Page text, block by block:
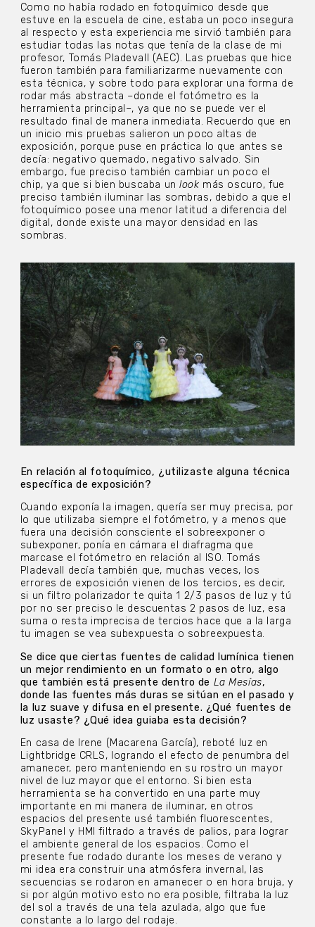
Como no había rodado en fotoquímico desde que
estuve en la escuela de cine, estaba un poco insegura
al respecto y esta experiencia me sirvió también para
estudiar todas las notas que tenía de la clase de mi
profesor, Tomás Pladevall (AEC). Las pruebas que hice
fueron también para familiarizarme nuevamente con
esta técnica, y sobre todo para explorar una forma de
rodar más abstracta –donde el fotómetro es la
herramienta principal–, ya que no se puede ver el
resultado final de manera inmediata. Recuerdo que en
un inicio mis pruebas salieron un poco altas de
exposición, porque puse en práctica lo que antes se
decía: negativo quemado, negativo salvado. Sin
embargo, fue preciso también cambiar un poco el
chip, ya que si bien buscaba unlook más oscuro, fue
preciso también iluminar las sombras, debido a que el
fotoquímico posee una menor latitud a diferencia del
digital, donde existe una mayor densidad en las
sombras.
En relación al fotoquímico, ¿utilizaste alguna técnica
específica de exposición?
Cuando exponía la imagen, quería ser muy precisa, por
lo que utilizaba siempre el fotómetro, y a menos que
fuera una decisión consciente el sobreexponer o
subexponer, ponía en cámara el diafragma que
marcase el fotómetro en relación al ISO. Tomás
Pladevall decía también que, muchas veces, los
errores de exposición vienen de los tercios, es decir,
si un filtro polarizador te quita 1 2/3 pasos de luz y tú
por no ser preciso le descuentas 2 pasos de luz, esa
suma o resta imprecisa de tercios hace que a la larga
tu imagen se vea subexpuesta o sobreexpuesta.
Se dice que ciertas fuentes de calidad lumínica tienen
un mejor rendimiento en un formato o en otro, algo
que también está presente dentro de La Mesías,
donde las fuentes más duras se sitúan en el pasado y
la luz suave y difusa en el presente. ¿Qué fuentes de
luz usaste? ¿Qué idea guiaba esta decisión?
En casa de Irene (Macarena García), reboté luz en
Lightbridge CRLS, logrando el efecto de penumbra del
amanecer, pero manteniendo en su rostro un mayor
nivel de luz mayor que el entorno. Si bien esta
herramienta se ha convertido en una parte muy
importante en mi manera de iluminar, en otros
espacios del presente usé también fluorescentes,
SkyPanel y HMI filtrado a través de palios, para lograr
el ambiente general de los espacios. Como el
presente fue rodado durante los meses de verano y
mi idea era construir una atmósfera invernal, las
secuencias se rodaron en amanecer o en hora bruja, y
si por algún motivo esto no era posible, filtraba la luz
del sol a través de una tela azulada, algo que fue
constante a lo largo del rodaje.